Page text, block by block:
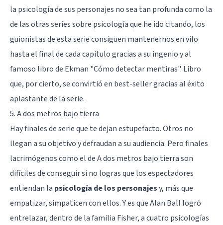
la psicología de sus personajes no sea tan profunda como la
de las otras series sobre psicología que he ido citando, los
guionistas de esta serie consiguen mantenernos en vilo
hasta el final de cada capítulo gracias a su ingenio y al
famoso libro de Ekman "Cómo detectar mentiras". Libro
que, por cierto, se convirtió en best-seller gracias al éxito
aplastante de la serie.
5. A dos metros bajo tierra
Hay finales de serie que te dejan estupefacto. Otros no
llegan a su objetivo y defraudan a su audiencia. Pero finales
lacrimógenos como el de A dos metros bajo tierra son
difíciles de conseguir si no logras que los espectadores
entiendan la psicología de los personajesy, más que
empatizar, simpaticen con ellos. Y es que Alan Ball logró
entrelazar, dentro de la familia Fisher, a cuatro psicologías